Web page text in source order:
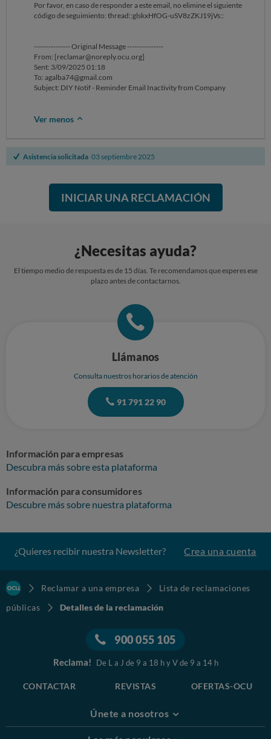
Por favor, en caso de responder a este email, no elimine el siguiente
código de seguimiento: thread::glskxHfOG-uSV8zZKJ19jVs::
--------------- Original Message ---------------
From: [reclamar@noreply.ocu.org]
Sent: 3/09/2025 01:18
To: agalba74@gmail.com
Subject: DIY Notif - Reminder Email Inactivity from Company
Ver menos
Asistencia solicitada 03 septiembre 2025
INICIAR UNA RECLAMACIÓN
¿Necesitas ayuda?
El tiempo medio de respuesta es de 15 días. Te recomendamos que esperes ese
plazo antes de contactarnos.
Llámanos
Consulta nuestros horarios de atención
91 791 22 90
Información para empresas
Descubra más sobre esta plataforma
Información para consumidores
Descubre más sobre nuestra plataforma
¿Quieres recibir nuestra Newsletter? Crea una cuenta
Reclamar a una empresa
Lista de reclamaciones
públicas
Detalles de la reclamación
900 055 105
Reclama! De L a J de 9 a 18 h y V de 9 a 14 h
CONTACTAR REVISTAS OFERTAS-OCU
Únete a nosotros